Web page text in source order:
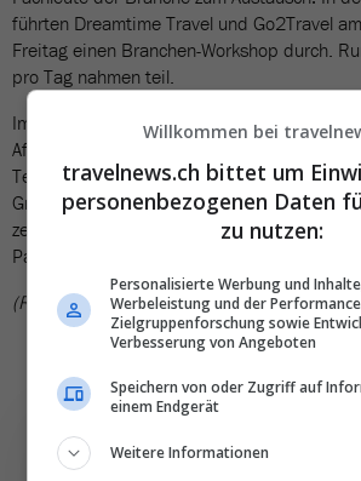
führten Dreamtime Travel und Go2Travel
Freitag einen Branchen-Workshop durch.
pro Tag nahmen teil.
Im Fokus standen Updates zu Destinationen
Afrika, Ozeanien und rund um den Indischen
Teilnehmerinnen und Teilnehmer kamen
Grossraum Aargau, sondern aus der
zeigt: Qualitativ hochwertige Workshops mit
Partnern haben nichts von ihrer
(RSU)
Willkommen bei
travelnews.ch bittet um
personenbezogenen Daten
zu nutzen:
Personalisierte Werbung und
Werbeleistung und der
Zielgruppenforschung sowie
Verbesserung von Angeboten
Speichern von oder Zugriff auf
einem Endgerät
Weitere Informationen